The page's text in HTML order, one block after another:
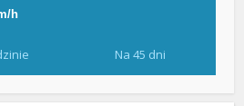
Na 45 dni